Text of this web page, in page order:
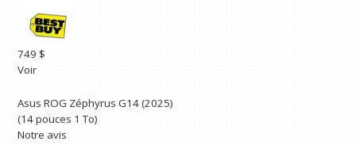
749 $
Voir
Asus ROG Zéphyrus G14 (2025)
(14 pouces 1 To)
Notre avis